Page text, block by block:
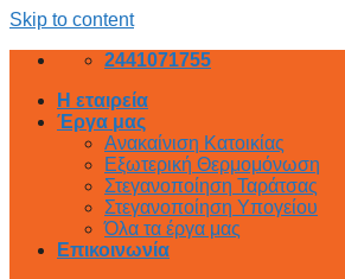
Skip to content
2441071755
Η εταιρεία
Έργα μας
Ανακαίνιση Κατοικίας
Εξωτερική Θερμομόνωση
Στεγανοποίηση Ταράτσας
Στεγανοποίηση Υπογείου
Όλα τα έργα μας
Επικοινωνία